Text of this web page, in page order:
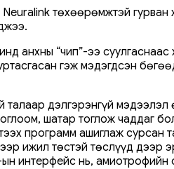
төхөөрөмжтэй
анхны “чип”-ээ
гэж мэдэгдсэн
дэлгэрэнгүй
шатар тоглож чаддаг
программ ашиглаж
ижил төстэй төслүүд
интерфейс нь, амиотрофийн